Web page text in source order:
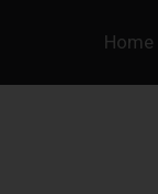
Home